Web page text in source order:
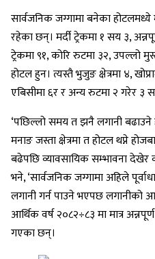
सार्वजनिक जग्गामा बनेका होटलमध्ये
रहेका छन्। मर्दी ट्रेकमा १ सय ३,
ट्रेकमा ९१, कोरि रुटमा ३२, उपल्लो
होटल हुन। त्यस्तै भुजुङ क्षेत्रमा ४,
एबिसीमा ६र र अन्य रुटमा २ गरेर ३
‘पछिल्लो समय त झनै लगानी बढाउने
मनाङ जस्ता क्षेत्रमा त होटल थप्ने
बढेपछि व्यावसायिक सम्भावना देखेर
भने, ‘सार्वजनिक जग्गामा अहिले
लगानी गर्न पाउने भएपछ लगानीको
आर्थिक वर्ष २०८२÷८३ मा मात्र
गएका छन्।